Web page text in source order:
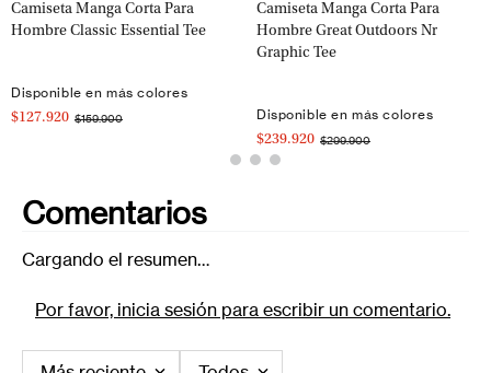
Camiseta Manga Corta Para
Hombre Classic Essential Tee
Disponible en más colores
$127.920 $159.900
Camiseta Manga Corta Para
Hombre Great Outdoors Nr
Graphic Tee
Disponible en más colores
$239.920 $299.900
Comentarios
Cargando el resumen…
Por favor, inicia sesión para escribir un comentario.